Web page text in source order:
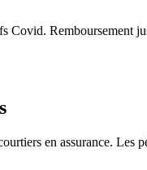
Covid. Remboursement
en assurance.